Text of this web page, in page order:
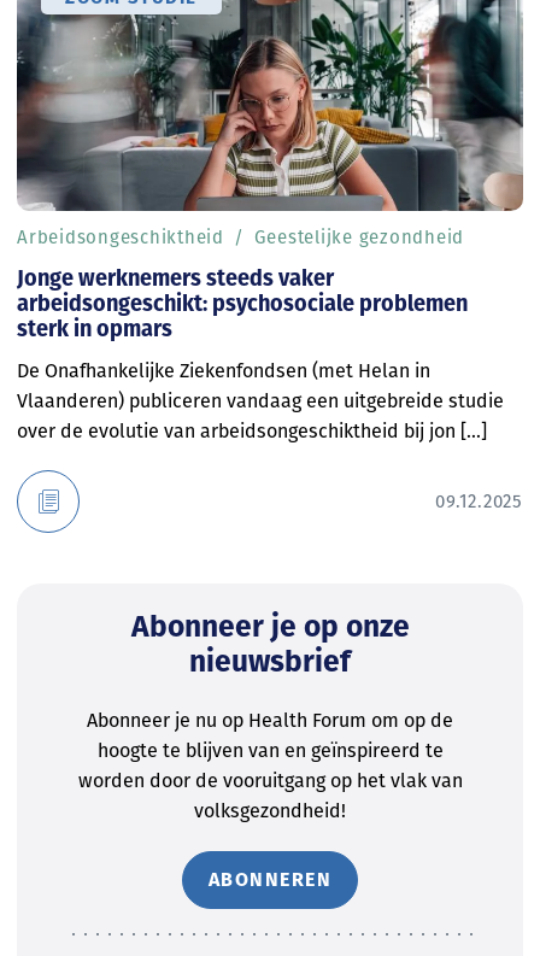
Jonge werknemers steeds vaker
arbeidsongeschikt: psychosociale problemen
sterk in opmars
De Onafhankelijke Ziekenfondsen (met Helan in
Vlaanderen) publiceren vandaag een uitgebreide studie
over de evolutie van arbeidsongeschiktheid bij jon [...]
Arbeidsongeschiktheid Geestelijke gezondheid
09.12.2025
Abonneer je op onze
nieuwsbrief
Abonneer je nu op Health Forum om op de
hoogte te blijven van en geïnspireerd te
worden door de vooruitgang op het vlak van
volksgezondheid!
ABONNEREN